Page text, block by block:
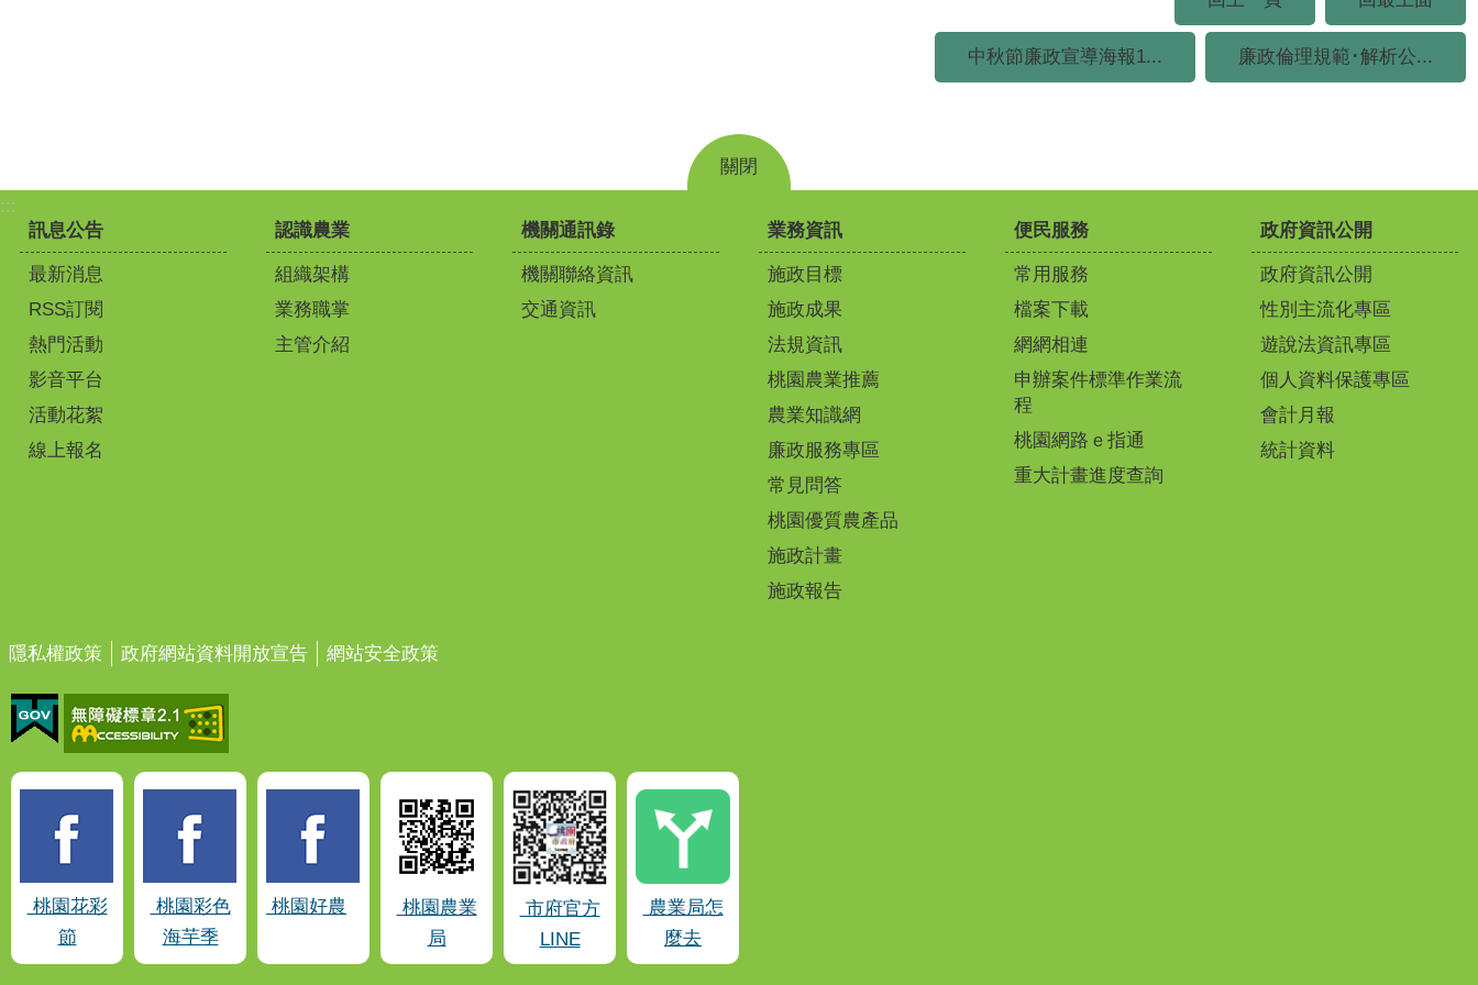
中秋節廉政宣導海報1... 廉政倫理規範･解析公...
關閉
:::
訊息公告
最新消息
RSS訂閱
熱門活動
影音平台
活動花絮
線上報名
認識農業
組織架構
業務職掌
主管介紹
機關通訊錄
機關聯絡資訊
交通資訊
業務資訊
施政目標
施政成果
法規資訊
桃園農業推薦
農業知識網
廉政服務專區
常見問答
桃園優質農產品
施政計畫
施政報告
便民服務
常用服務
檔案下載
網網相連
申辦案件標準作業流
程
桃園網路ｅ指通
重大計畫進度查詢
政府資訊公開
政府資訊公開
性別主流化專區
遊說法資訊專區
個人資料保護專區
會計月報
統計資料
隱私權政策 政府網站資料開放宣告 網站安全政策
桃園花彩
節
桃園彩色
海芋季
桃園好農
桃園農業
局
市府官方
LINE
農業局怎
麼去